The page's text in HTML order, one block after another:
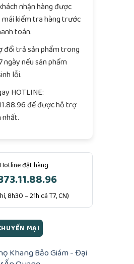
nhận hàng được
kiểm tra hàng trước
toán.
đổi trả sản phẩm trong
ngày nếu sản phẩm
lỗi.
HOTLINE:
để được hỗ trợ
nhất.
Hotline đặt hàng
8h30 – 21h cả T7, CN)
MẠI
Khang Bảo Giám - Đại